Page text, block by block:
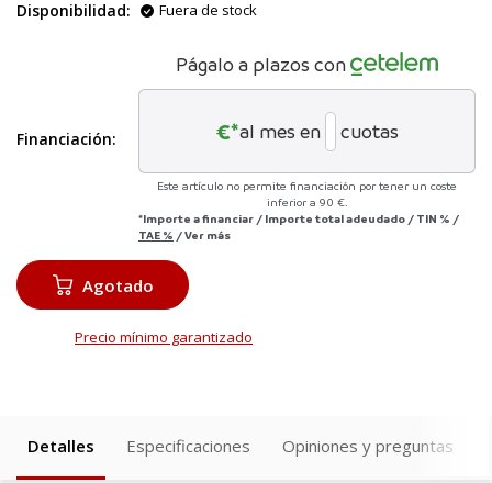
Disponibilidad: Fuera de stock
Financiación:
Págalo a plazos con
€*al mes en cuotas
Este artículo no permite financiación por tener un coste
inferior a 90 €.
*Importe a financiar / Importe total adeudado / TIN % /
TAE % /Ver más
Agotado
Precio mínimo garantizado
Detalles Especificaciones Opiniones y preguntas